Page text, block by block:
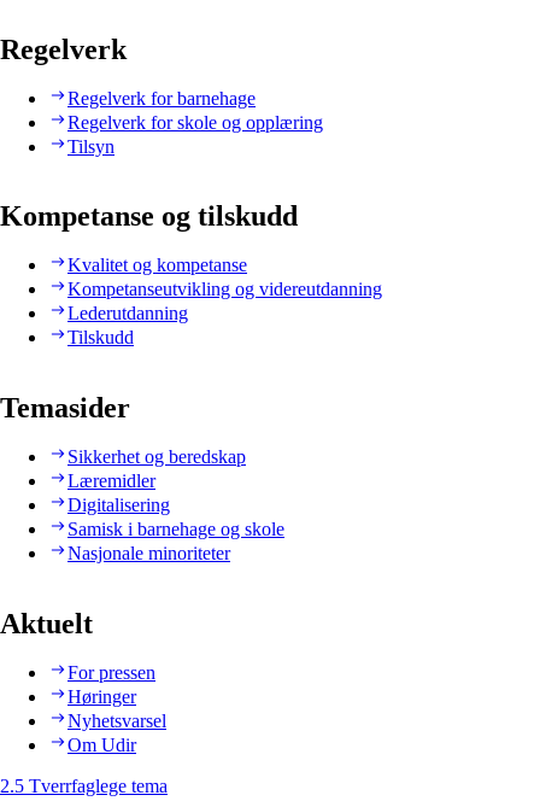
Regelverk
Regelverk for barnehage
Regelverk for skole og opplæring
Tilsyn
Kompetanse og tilskudd
Kvalitet og kompetanse
Kompetanseutvikling og videreutdanning
Lederutdanning
Tilskudd
Temasider
Sikkerhet og beredskap
Læremidler
Digitalisering
Samisk i barnehage og skole
Nasjonale minoriteter
Aktuelt
For pressen
Høringer
Nyhetsvarsel
Om Udir
2.5 Tverrfaglege tema